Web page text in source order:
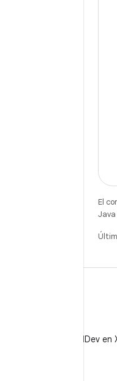
El
Sigue a @AndroidDev en